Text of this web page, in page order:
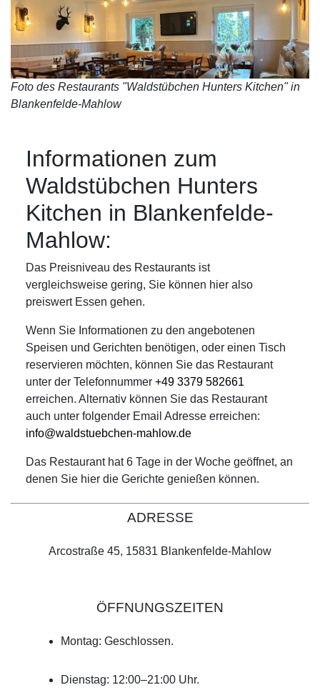
Foto des Restaurants "Waldstübchen Hunters Kitchen" in
Blankenfelde-Mahlow
Informationen zum
Waldstübchen Hunters
Kitchen in Blankenfelde-
Mahlow:
Das Preisniveau des Restaurants ist
vergleichsweise gering, Sie können hier also
preiswert Essen gehen.
Wenn Sie Informationen zu den angebotenen
Speisen und Gerichten benötigen, oder einen Tisch
reservieren möchten, können Sie das Restaurant
unter der Telefonnummer +49 3379 582661
erreichen. Alternativ können Sie das Restaurant
auch unter folgender Email Adresse erreichen:
info@waldstuebchen-mahlow.de
Das Restaurant hat 6 Tage in der Woche geöffnet, an
denen Sie hier die Gerichte genießen können.
ADRESSE
Arcostraße 45, 15831 Blankenfelde-Mahlow
ÖFFNUNGSZEITEN
Montag: Geschlossen.
Dienstag: 12:00–21:00 Uhr.